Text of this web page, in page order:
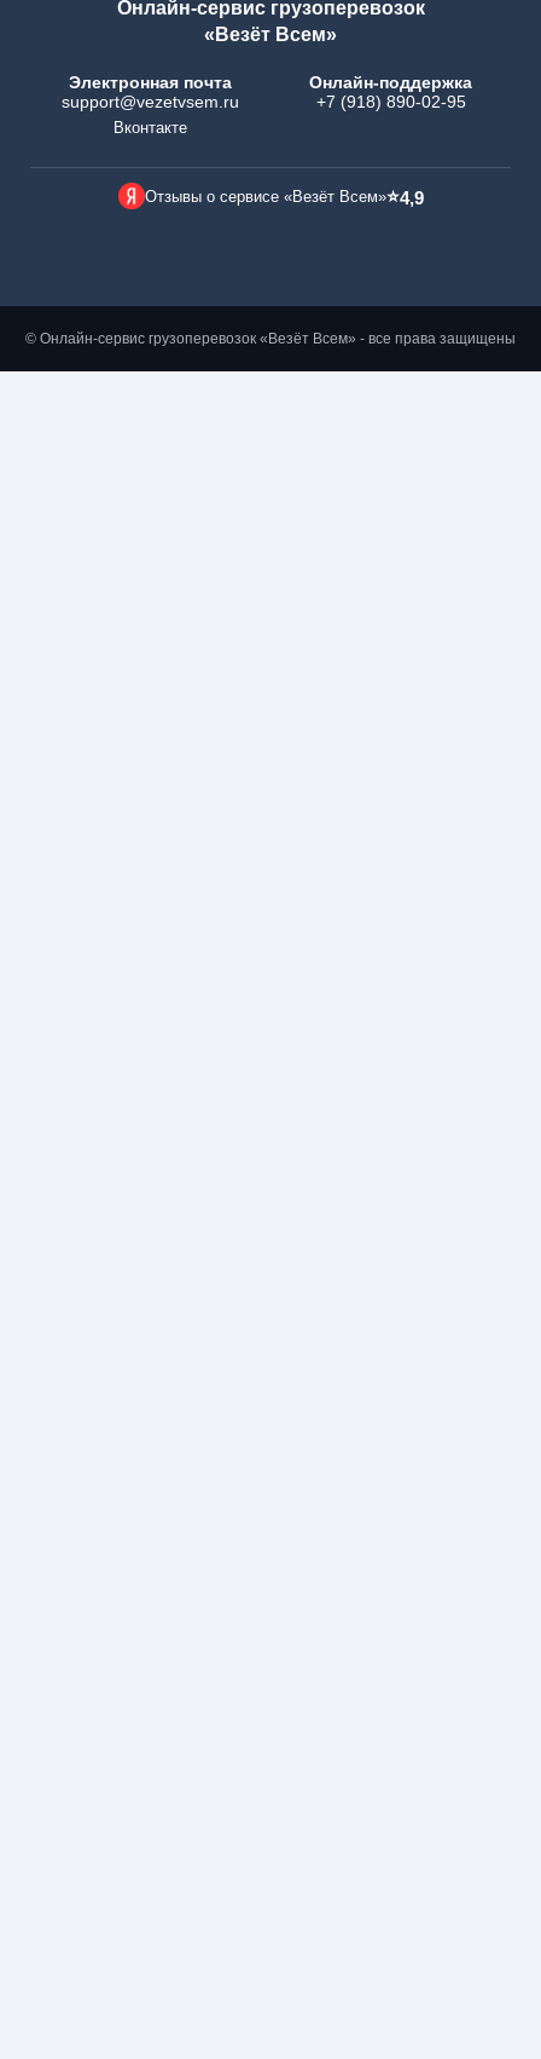
Онлайн-сервис грузоперевозок
«Везёт Всем»
Электронная почта
support@vezetvsem.ru
Вконтакте
Онлайн-поддержка
+7 (918) 890-02-95
Отзывы о сервисе «Везёт Всем»⭐4,9
© Онлайн-сервис грузоперевозок «Везёт Всем» - все права защищены